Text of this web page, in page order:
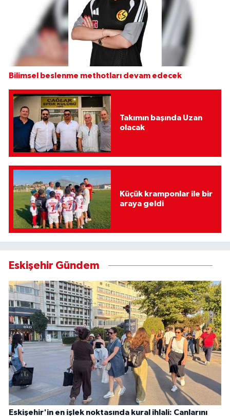
Bilimsel beslenme methotları devam edecek
Takımın başında Uzan
olacak
Küçük kramponlar ile bir
araya geldi
Eskişehir Gündem
Eskişehir'in en işlek noktasında kural ihlali: Canlarını